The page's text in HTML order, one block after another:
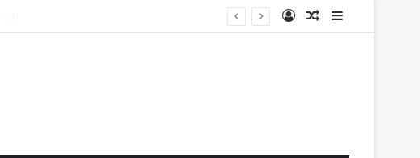
Log InRandom Article
Sidebar